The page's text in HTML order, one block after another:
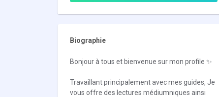
Biographie
Bonjour à tous et bienvenue sur mon profile ✨
Travaillant principalement avec mes guides, Je
vous offre des lectures médiumniques ainsi